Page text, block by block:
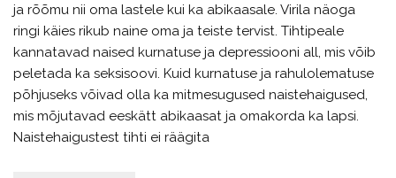
ja rõõmu nii oma lastele kui ka abikaasale. Virila näoga
ringi käies rikub naine oma ja teiste tervist. Tihtipeale
kannatavad naised kurnatuse ja depressiooni all, mis võib
peletada ka seksisoovi. Kuid kurnatuse ja rahulolematuse
põhjuseks võivad olla ka mitmesugused naistehaigused,
mis mõjutavad eeskätt abikaasat ja omakorda ka lapsi.
Naistehaigustest tihti ei räägita